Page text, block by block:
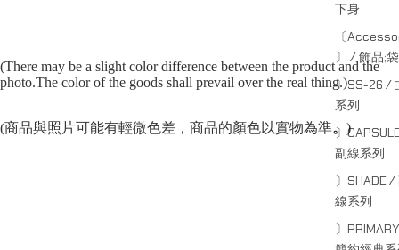
下身
〔
〕 / 飾品;袋
〕SS-26 /
系列
〕
副線系列
〕SHADE /
線系列
〕
(There may be a slight color difference between the product and the
photo.The color of the goods shall prevail over the real thing.)
(商品與照片可能有輕微色差，商品的顏色以實物為準。 )